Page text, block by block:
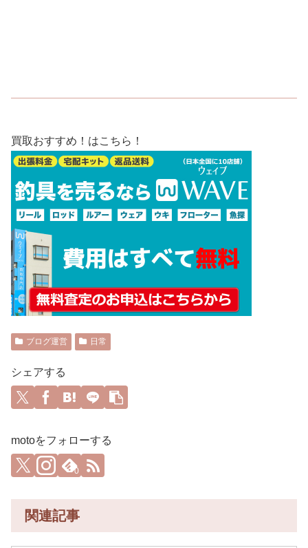
買取おすすめ！はこちら！
ブログ運営 日常
シェアする
motoをフォローする
0
関連記事